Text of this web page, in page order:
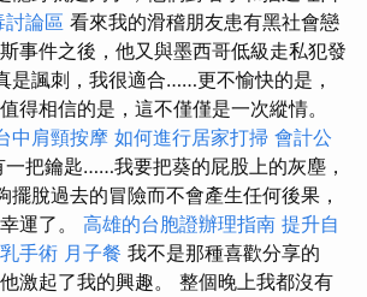
討論區 看來我的滑稽朋友患有黑社會戀
事件之後，他又與墨西哥低級走私犯發
諷刺，我很適合……更不愉快的是，
得相信的是，這不僅僅是一次縱情。
中肩頸按摩 如何進行居家打掃 會計公
把鑰匙……我要把葵的屁股上的灰塵，
脫過去的冒險而不會產生任何後果，
運了。 高雄的台胞證辦理指南 提升自
手術 月子餐 我不是那種喜歡分享的
激起了我的興趣。 整個晚上我都沒有